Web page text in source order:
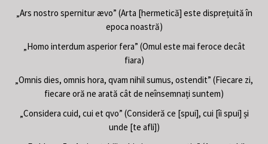
„Ars nostro spernitur ævo” (Arta [hermetică] este disprețuită în
epoca noastră)
„Homo interdum asperior fera” (Omul este mai feroce decât
fiara)
„Omnis dies, omnis hora, qvam nihil sumus, ostendit” (Fiecare zi,
fiecare oră ne arată cât de neînsemnați suntem)
„Considera cuid, cui et qvo” (Consideră ce [spui], cui [îi spui] și
unde [te afli])